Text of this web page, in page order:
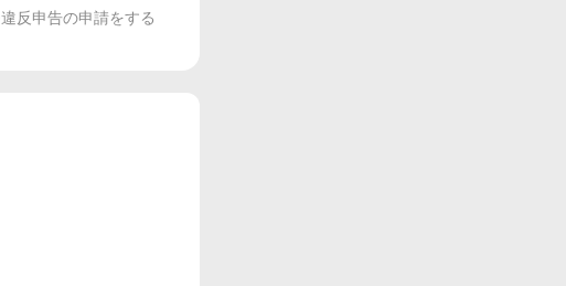
違反申告の申請をする